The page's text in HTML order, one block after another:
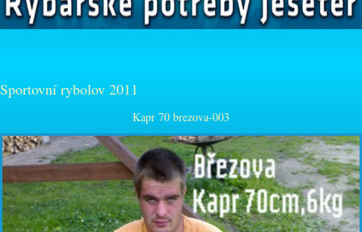
Sportovní rybolov 2011
Kapr 70 brezova-003